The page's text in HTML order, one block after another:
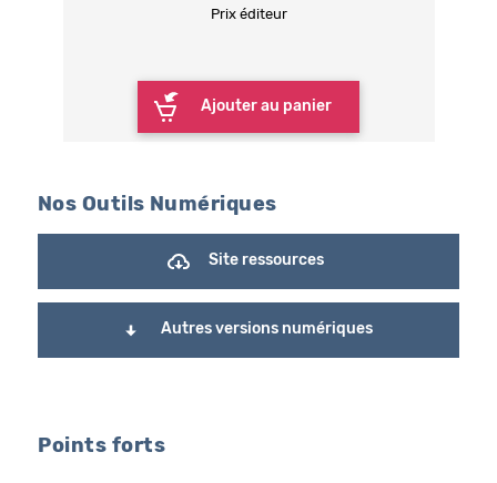
Prix éditeur
Ajouter au panier
Nos Outils Numériques
Site ressources
Autres versions numériques
Points forts